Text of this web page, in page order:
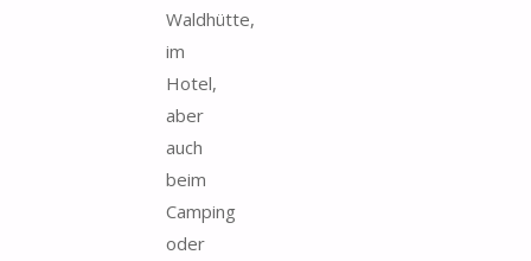
Waldhütte,
im
Hotel,
aber
auch
beim
Camping
oder